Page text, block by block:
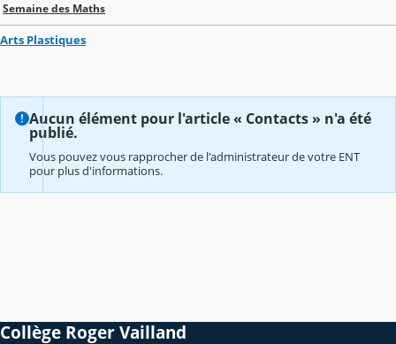
Semaine des Maths
Arts Plastiques
Aucun élément pour l'article « Contacts » n'a été
publié.
Vous pouvez vous rapprocher de l'administrateur de votre ENT
pour plus d'informations.
Collège Roger Vailland